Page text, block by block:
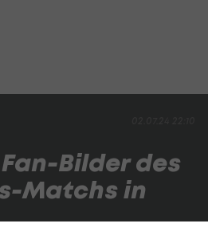
Bilder des
Matchs in